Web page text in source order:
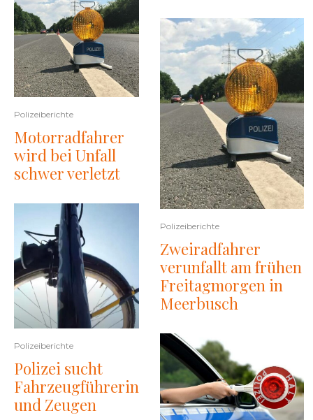
Polizeiberichte
Motorradfahrer
wird bei Unfall
schwer verletzt
Polizeiberichte
Polizei sucht
Fahrzeugführerin
und Zeugen
Polizeiberichte
Zweiradfahrer
verunfallt am frühen
Freitagmorgen in
Meerbusch